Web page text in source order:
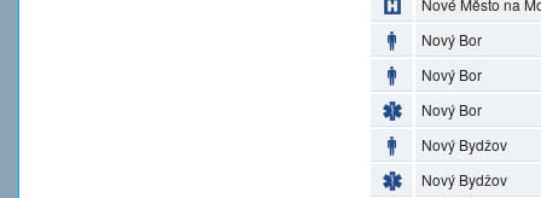
Nové Město na
Nový Bor
Nový Bor
Nový Bor
Nový Bydžov
Nový Bydžov